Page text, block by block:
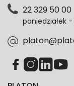
każdym
zgodność z
22 329 50 00
poniedziałek